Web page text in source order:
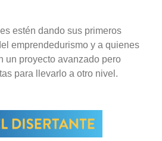
estén dando sus primeros
emprendedurismo y a quienes
un proyecto avanzado pero
para llevarlo a otro nivel.